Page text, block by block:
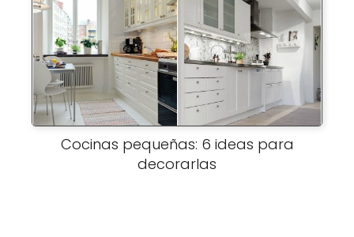
Cocinas pequeñas: 6 ideas para
decorarlas